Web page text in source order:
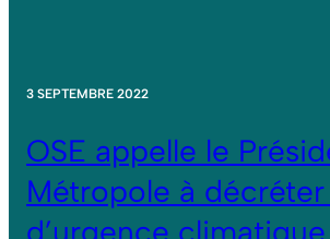
3 SEPTEMBRE 2022
OSE appelle le
Métropole à décréter
d’urgence climatique